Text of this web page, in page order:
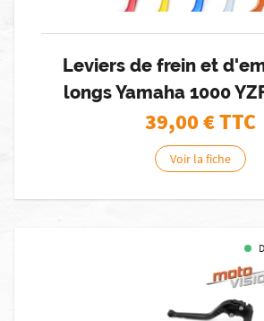
Leviers de frein et
longs Yamaha 1000
39,00€ TTC
Voir la fiche